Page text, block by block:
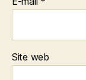
Site web